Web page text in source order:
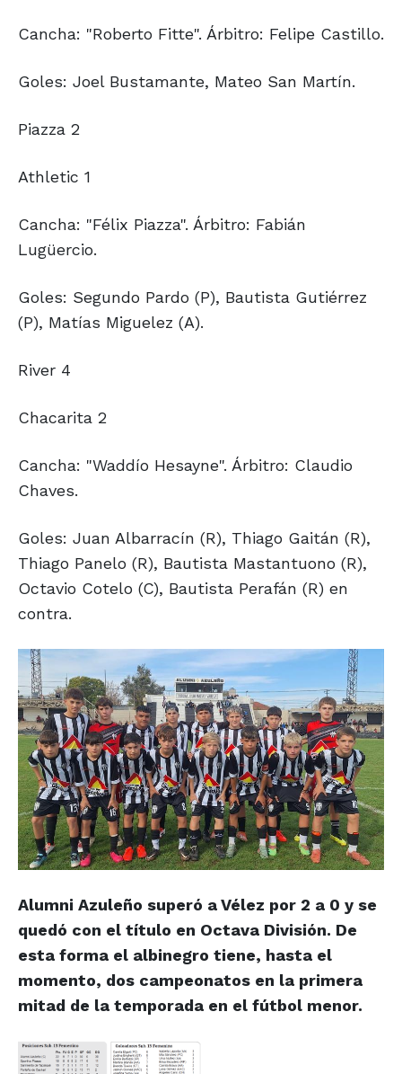
Cancha: "Roberto Fitte". Árbitro: Felipe Castillo.
Goles: Joel Bustamante, Mateo San Martín.
Piazza 2
Athletic 1
Cancha: "Félix Piazza". Árbitro: Fabián
Lugüercio.
Goles: Segundo Pardo (P), Bautista Gutiérrez
(P), Matías Miguelez (A).
River 4
Chacarita 2
Cancha: "Waddío Hesayne". Árbitro: Claudio
Chaves.
Goles: Juan Albarracín (R), Thiago Gaitán (R),
Thiago Panelo (R), Bautista Mastantuono (R),
Octavio Cotelo (C), Bautista Perafán (R) en
contra.
Alumni Azuleño superó a Vélez por 2 a 0 y se
quedó con el título en Octava División. De
esta forma el albinegro tiene, hasta el
momento, dos campeonatos en la primera
mitad de la temporada en el fútbol menor.